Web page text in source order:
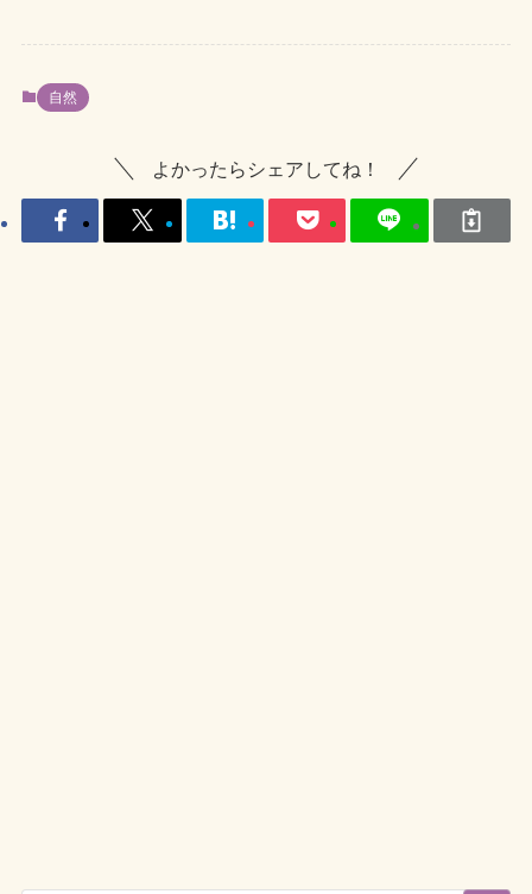
自然
よかったらシェアしてね！